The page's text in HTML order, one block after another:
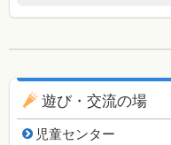
同じカテゴリのペ
遊び・交流の場
児童センター